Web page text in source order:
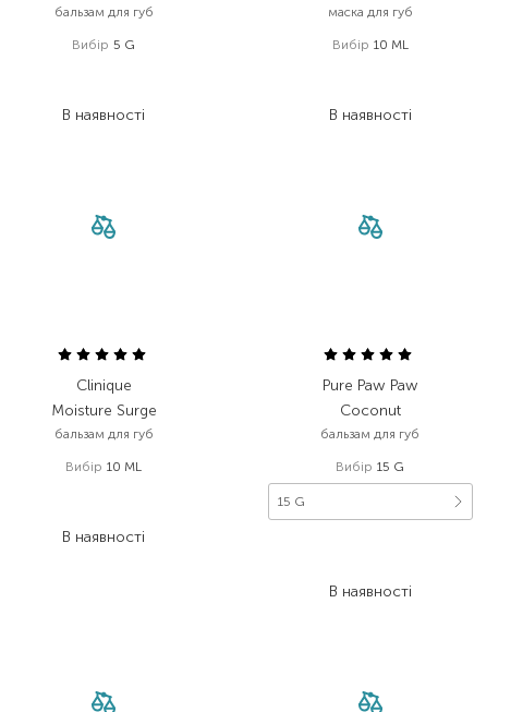
бальзам для губ
Вибір 5 G
В наявності
маска для губ
Вибір 10 ML
В наявності
Clinique
Moisture Surge
бальзам для губ
Вибір 10 ML
В наявності
Pure Paw Paw
Coconut
бальзам для губ
Вибір 15 G
15 G
В наявності